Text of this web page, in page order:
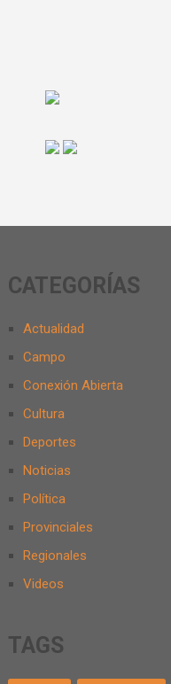
CATEGORÍAS
Actualidad
Campo
Conexión Abierta
Cultura
Deportes
Noticias
Política
Provinciales
Regionales
Videos
TAGS